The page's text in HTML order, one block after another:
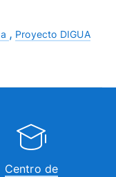
Proyecto DIGUA
Centro de